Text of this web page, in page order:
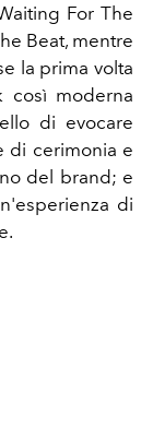
For The
Beat, mentre
la prima volta
così moderna
di evocare
di cerimonia e
del brand; e
di